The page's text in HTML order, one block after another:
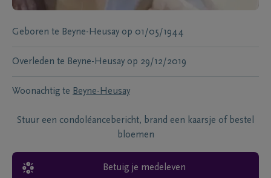
Geboren te Beyne-Heusay op 01/05/1944
Overleden te Beyne-Heusay op 29/12/2019
Woonachtig te Beyne-Heusay
Stuur een condoléancebericht, brand een kaarsje of bestel
bloemen
Betuig je medeleven